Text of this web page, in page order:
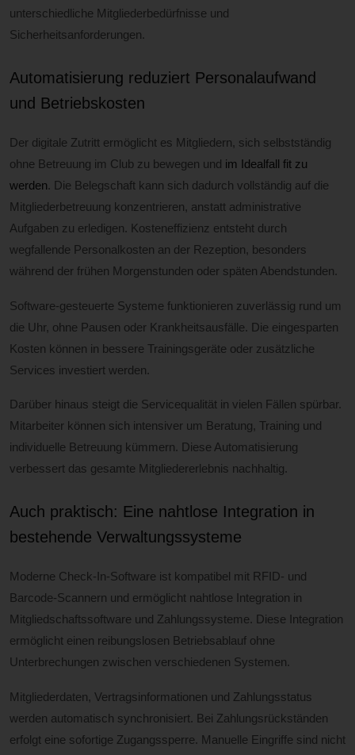
unterschiedliche Mitgliederbedürfnisse und
Sicherheitsanforderungen.
Automatisierung reduziert Personalaufwand
und Betriebskosten
Der digitale Zutritt ermöglicht es Mitgliedern, sich selbstständig
ohne Betreuung im Club zu bewegen und im Idealfall fit zu
werden. Die Belegschaft kann sich dadurch vollständig auf die
Mitgliederbetreuung konzentrieren, anstatt administrative
Aufgaben zu erledigen. Kosteneffizienz entsteht durch
wegfallende Personalkosten an der Rezeption, besonders
während der frühen Morgenstunden oder späten Abendstunden.
Software-gesteuerte Systeme funktionieren zuverlässig rund um
die Uhr, ohne Pausen oder Krankheitsausfälle. Die eingesparten
Kosten können in bessere Trainingsgeräte oder zusätzliche
Services investiert werden.
Darüber hinaus steigt die Servicequalität in vielen Fällen spürbar.
Mitarbeiter können sich intensiver um Beratung, Training und
individuelle Betreuung kümmern. Diese Automatisierung
verbessert das gesamte Mitgliedererlebnis nachhaltig.
Auch praktisch: Eine nahtlose Integration in
bestehende Verwaltungssysteme
Moderne Check-In-Software ist kompatibel mit RFID- und
Barcode-Scannern und ermöglicht nahtlose Integration in
Mitgliedschaftssoftware und Zahlungssysteme. Diese Integration
ermöglicht einen reibungslosen Betriebsablauf ohne
Unterbrechungen zwischen verschiedenen Systemen.
Mitgliederdaten, Vertragsinformationen und Zahlungsstatus
werden automatisch synchronisiert. Bei Zahlungsrückständen
erfolgt eine sofortige Zugangssperre. Manuelle Eingriffe sind nicht